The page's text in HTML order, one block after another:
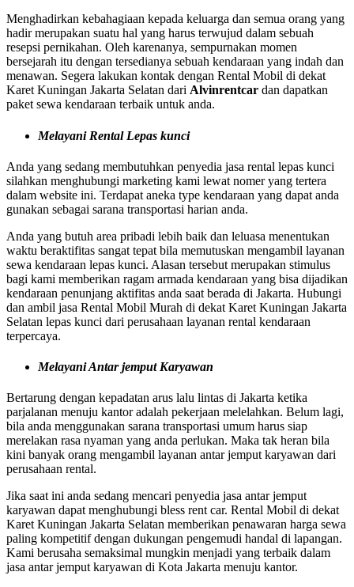
Menghadirkan kebahagiaan kepada keluarga dan semua orang yang
hadir merupakan suatu hal yang harus terwujud dalam sebuah
resepsi pernikahan. Oleh karenanya, sempurnakan momen
bersejarah itu dengan tersedianya sebuah kendaraan yang indah dan
menawan. Segera lakukan kontak dengan Rental Mobil di dekat
Karet Kuningan Jakarta Selatan dari Alvinrentcar dan dapatkan
paket sewa kendaraan terbaik untuk anda.
Melayani Rental Lepas kunci
Anda yang sedang membutuhkan penyedia jasa rental lepas kunci
silahkan menghubungi marketing kami lewat nomer yang tertera
dalam website ini. Terdapat aneka type kendaraan yang dapat anda
gunakan sebagai sarana transportasi harian anda.
Anda yang butuh area pribadi lebih baik dan leluasa menentukan
waktu beraktifitas sangat tepat bila memutuskan mengambil layanan
sewa kendaraan lepas kunci. Alasan tersebut merupakan stimulus
bagi kami memberikan ragam armada kendaraan yang bisa dijadikan
kendaraan penunjang aktifitas anda saat berada di Jakarta. Hubungi
dan ambil jasa Rental Mobil Murah di dekat Karet Kuningan Jakarta
Selatan lepas kunci dari perusahaan layanan rental kendaraan
terpercaya.
Melayani Antar jemput Karyawan
Bertarung dengan kepadatan arus lalu lintas di Jakarta ketika
parjalanan menuju kantor adalah pekerjaan melelahkan. Belum lagi,
bila anda menggunakan sarana transportasi umum harus siap
merelakan rasa nyaman yang anda perlukan. Maka tak heran bila
kini banyak orang mengambil layanan antar jemput karyawan dari
perusahaan rental.
Jika saat ini anda sedang mencari penyedia jasa antar jemput
karyawan dapat menghubungi bless rent car. Rental Mobil di dekat
Karet Kuningan Jakarta Selatan memberikan penawaran harga sewa
paling kompetitif dengan dukungan pengemudi handal di lapangan.
Kami berusaha semaksimal mungkin menjadi yang terbaik dalam
jasa antar jemput karyawan di Kota Jakarta menuju kantor.